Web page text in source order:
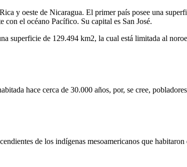
y oeste de Nicaragua. El primer país posee una
con el océano Pacífico. Su capital es San José.
superficie de 129.494 km2, la cual está limitada al
hace cerca de 30.000 años, por, se cree,
de los indígenas mesoamericanos que